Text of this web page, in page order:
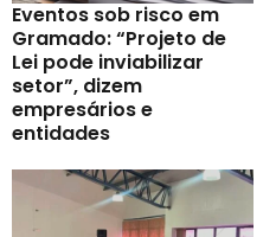
Eventos sob risco em
Gramado: “Projeto de
Lei pode inviabilizar
setor”, dizem
empresários e
entidades